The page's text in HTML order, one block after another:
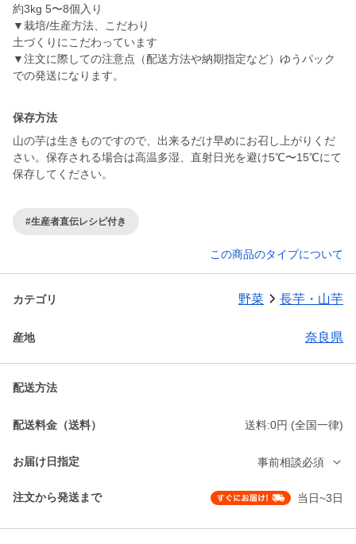
約3kg 5〜8個入り
▼栽培/生産方法、こだわり
土づくりにこだわっています
▼注文に際しての注意点（配送方法や納期指定など）ゆうパック
での発送になります。
保存方法
山の芋は生きものですので、出来るだけ早めにお召し上がりくだ
さい。保存される場合は高温多湿、直射日光を避け5℃〜15℃にて
保存してください。
#生産者直伝レシピ付き
この商品のタイプについて
カテゴリ 野菜 長芋・山芋
産地 奈良県
配送方法
配送料金（送料） 送料:0円 (全国一律)
お届け日指定 事前相談必須
注文から発送まで 当日~3日